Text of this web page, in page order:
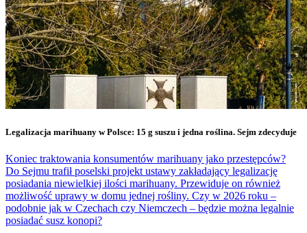
Legalizacja marihuany w Polsce: 15 g suszu i jedna roślina. Sejm zdecyduje
Koniec traktowania konsumentów marihuany jako przestępców?
Do Sejmu trafił poselski projekt ustawy zakładający legalizację
posiadania niewielkiej ilości marihuany. Przewiduje on również
możliwość uprawy w domu jednej rośliny. Czy w 2026 roku –
podobnie jak w Czechach czy Niemczech – będzie można legalnie
posiadać susz konopi?